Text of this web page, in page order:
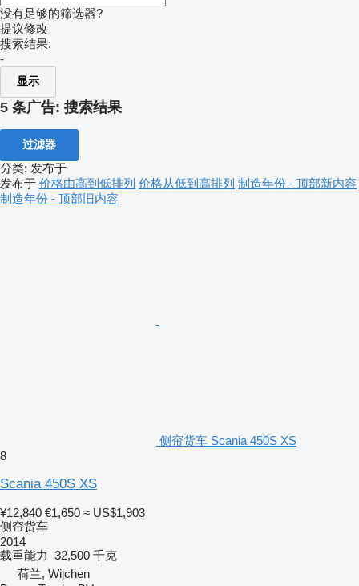
没有足够的筛选器?
提议修改
搜索结果:
-
显示
5 条广告: 搜索结果
过滤器
分类: 发布于
发布于 价格由高到低排列 价格从低到高排列 制造年份 - 顶部新内容
制造年份 - 顶部旧内容
侧帘货车 Scania 450S XS
8
Scania 450S XS
¥12,840 €1,650 ≈ US$1,903
侧帘货车
2014
载重能力 32,500 千克
荷兰, Wijchen